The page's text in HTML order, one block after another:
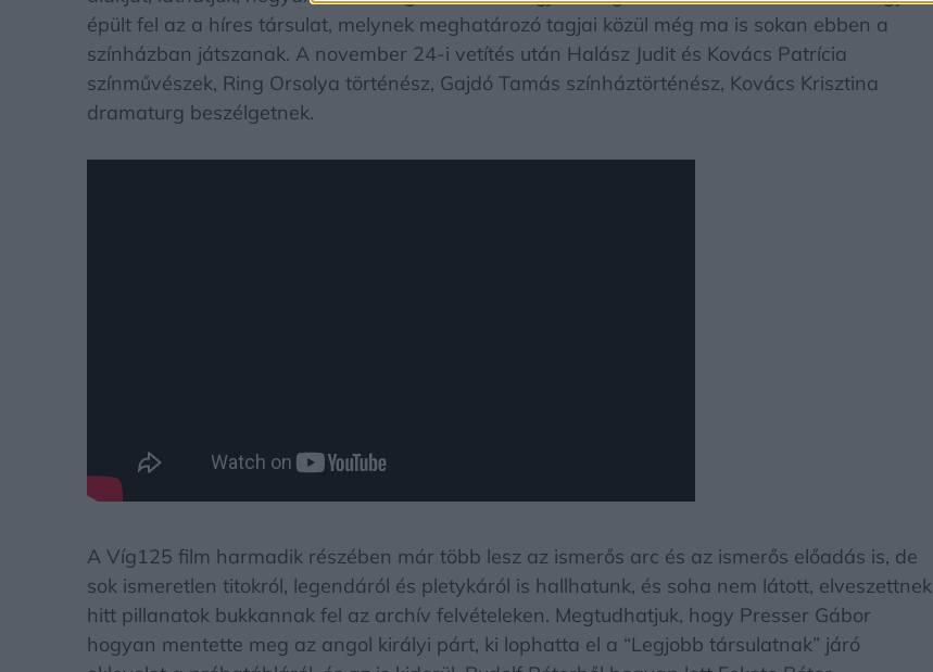
épült fel az a híres társulat, melynek meghatározó tagjai közül még ma is sokan ebben a
színházban játszanak. A november 24-i vetítés után Halász Judit és Kovács Patrícia
színművészek, Ring Orsolya történész, Gajdó Tamás színháztörténész, Kovács Krisztina
dramaturg beszélgetnek.
A Víg125 film harmadik részében már több lesz az ismerős arc és az ismerős előadás is, de
sok ismeretlen titokról, legendáról és pletykáról is hallhatunk, és soha nem látott, elveszettnek
hitt pillanatok bukkannak fel az archív felvételeken. Megtudhatjuk, hogy Presser Gábor
hogyan mentette meg az angol királyi párt, ki lophatta el a “Legjobb társulatnak” járó